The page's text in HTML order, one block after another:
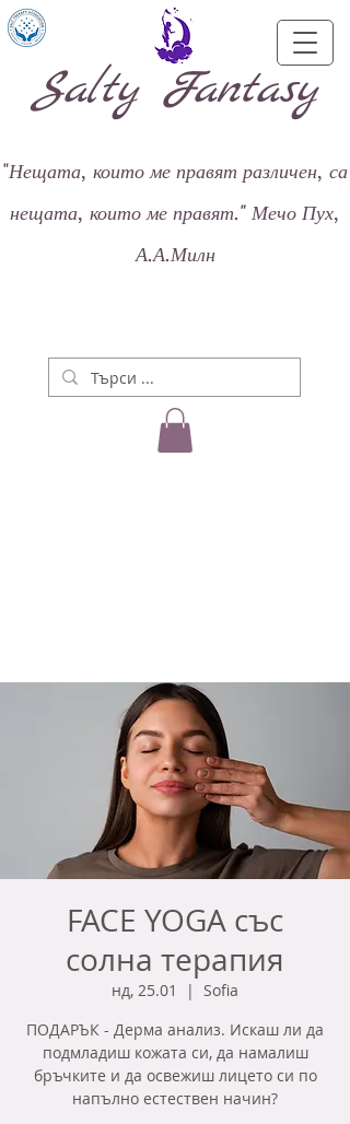
Salty Fantasy
"Нещата, които ме правят различен, са
нещата, които ме правят." Мечо Пух,
А.А.Милн
FACE YOGA със
солна терапия
нд, 25.01
  |
Sofia
ПОДАРЪК - Дерма анализ. Искаш ли да
подмладиш кожата си, да намалиш
бръчките и да освежиш лицето си по
напълно естествен начин?